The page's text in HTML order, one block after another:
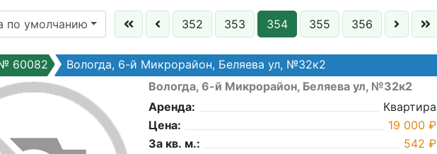
Этаж:
по умолчанию 352 353 354 355 356
60082 Вологда, 6-й Микрорайон, Беляева ул, №32к2
Вологда, 6-й Микрорайон, Беляева ул, №32к2
Аренда:
Квартира
Цена:
19 000 ₽
За кв. м.:
542 ₽